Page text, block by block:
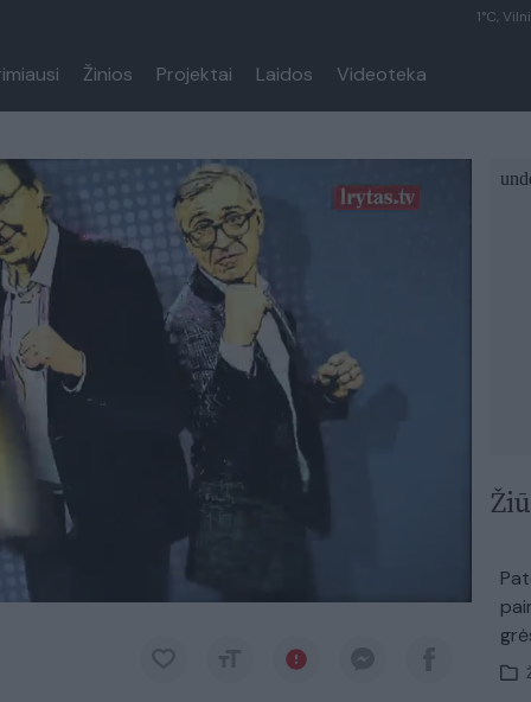
1°C,
Žinios Projektai Laidos Videoteka